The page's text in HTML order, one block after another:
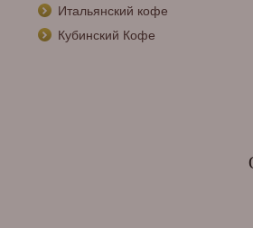
Итальянский кофе
Кубинский Кофе